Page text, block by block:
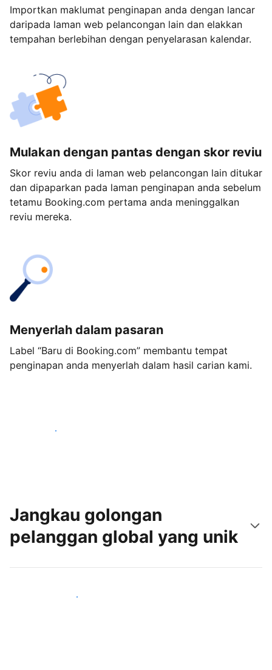
Importkan maklumat penginapan anda dengan lancar
daripada laman web pelancongan lain dan elakkan
tempahan berlebihan dengan penyelarasan kalendar.
Mulakan dengan pantas dengan skor reviu
Skor reviu anda di laman web pelancongan lain ditukar
dan dipaparkan pada laman penginapan anda sebelum
tetamu Booking.com pertama anda meninggalkan
reviu mereka.
Menyerlah dalam pasaran
Label “Baru di Booking.com” membantu tempat
penginapan anda menyerlah dalam hasil carian kami.
Mulakan hari ini
Jangkau golongan
pelanggan global yang unik
Tarik tetamu baru hari ini